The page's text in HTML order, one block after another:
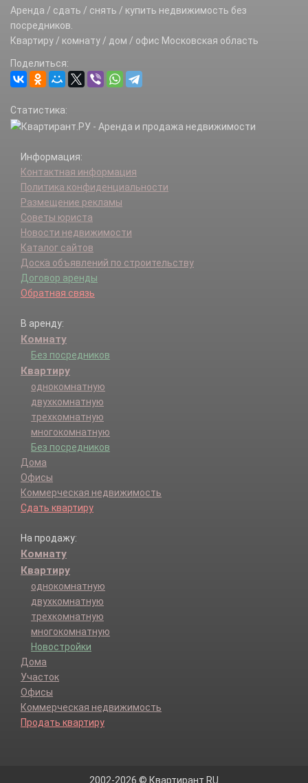
Аренда / сдать / снять / купить недвижимость без
посредников.
Квартиру / комнату / дом / офис Московская область
Поделиться:
Статистика:
Информация:
Контактная информация
Политика конфиденциальности
Размещение рекламы
Советы юриста
Новости недвижимости
Каталог сайтов
Доска объявлений по строительству
Договор аренды
Обратная связь
В аренду:
Комнату
Без посредников
Квартиру
однокомнатную
двухкомнатную
трехкомнатную
многокомнатную
Без посредников
Дома
Офисы
Коммерческая недвижимость
Сдать квартиру
На продажу:
Комнату
Квартиру
однокомнатную
двухкомнатную
трехкомнатную
многокомнатную
Новостройки
Дома
Участок
Офисы
Коммерческая недвижимость
Продать квартиру
2002-2026 © Квартирант.RU